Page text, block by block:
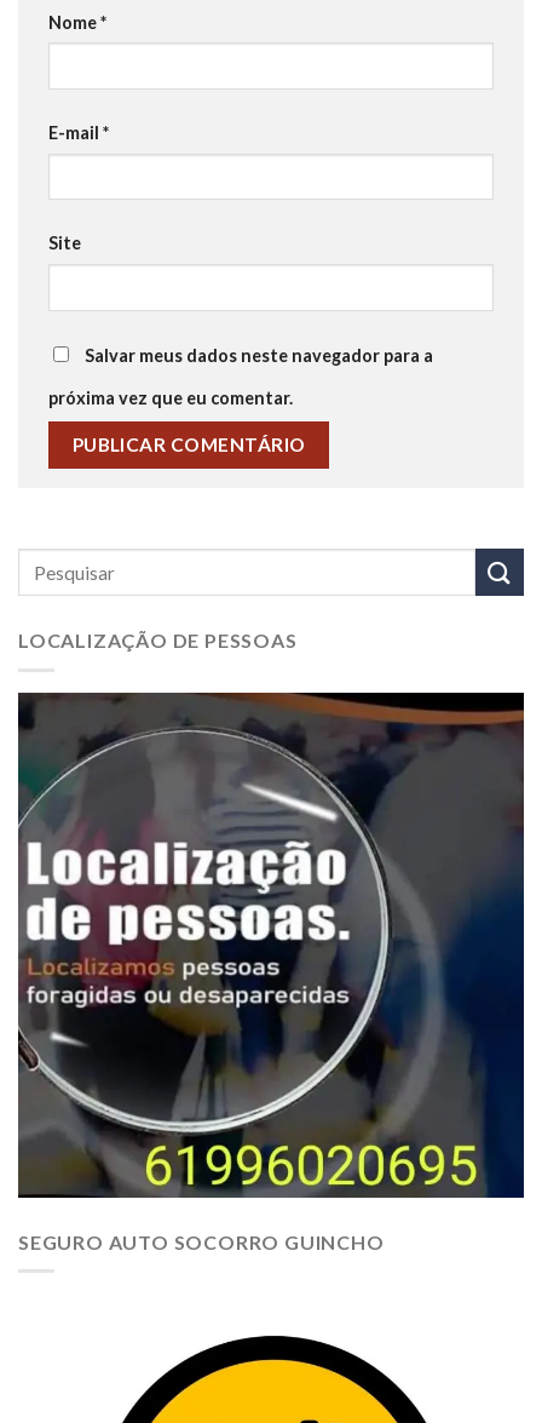
Nome*
E-mail *
Site
Salvar meus dados neste navegador para a
próxima vez que eu comentar.
LOCALIZAÇÃO DE PESSOAS
SEGURO AUTO SOCORRO GUINCHO